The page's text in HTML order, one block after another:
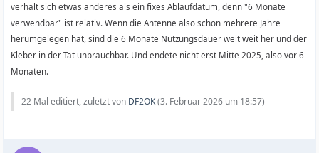
verhält sich etwas anderes als ein fixes Ablaufdatum, denn "6 Monate
verwendbar" ist relativ. Wenn die Antenne also schon mehrere Jahre
herumgelegen hat, sind die 6 Monate Nutzungsdauer weit weit her und der
Kleber in der Tat unbrauchbar. Und endete nicht erst Mitte 2025, also vor 6
Monaten.
22 Mal editiert, zuletzt von DF2OK(3. Februar 2026 um 18:57)